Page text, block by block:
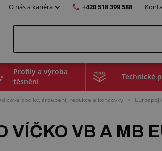
O nás a kariéra +420 518 399 588
Profily a výroba
těsnění
Technické
spojky, šroubení, redukce a koncovky >
VÍČKO VB A MB